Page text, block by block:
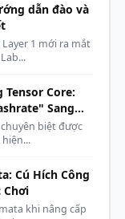
dẫn đào và
1 mới ra mắt
Core:
Sang
biệt được
Cú Hích Công
Chơi
khi nâng cấp